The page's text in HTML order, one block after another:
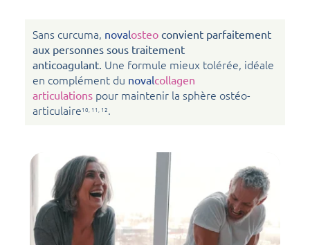
Sans curcuma, novalosteo convient parfaitement
aux personnes sous traitement
anticoagulant. Une formule mieux tolérée, idéale
en complément du novalcollagen
articulations pour maintenir la sphère ostéo-
articulaire10, 11, 12.